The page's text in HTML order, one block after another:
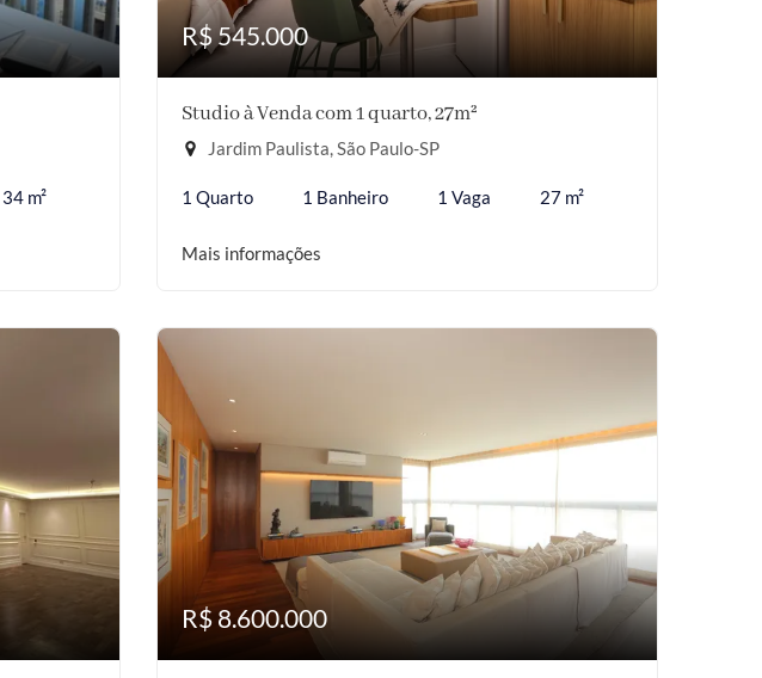
34 m²
R$ 545.000
Studio à Venda com 1 quarto, 27m²
Jardim Paulista, São Paulo-SP
1 Quarto 1 Banheiro 1 Vaga 27 m²
Mais informações
R$ 8.600.000